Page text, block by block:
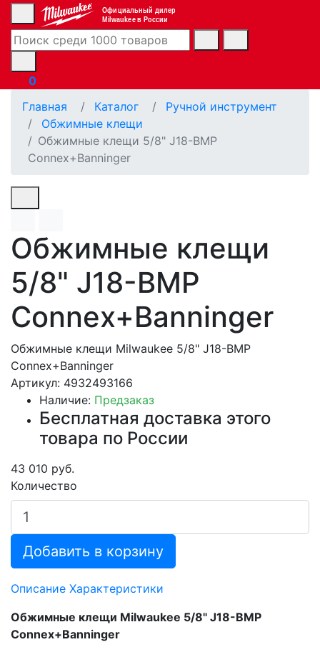
Официальный дилер
Milwaukee в России
0
Главная
Каталог
Ручной инструмент
Обжимные клещи
Обжимные клещи 5/8" J18-BMP
Connex+Banninger
Обжимные клещи
5/8" J18-BMP
Connex+Banninger
Обжимные клещи Milwaukee 5/8" J18-BMP
Connex+Banninger
Артикул: 4932493166
Наличие: Предзаказ
Бесплатная доставка этого
товара по России
43 010 руб.
Количество
Добавить в корзину
Описание Характеристики
Обжимные клещи Milwaukee 5/8" J18-BMP
Connex+Banninger